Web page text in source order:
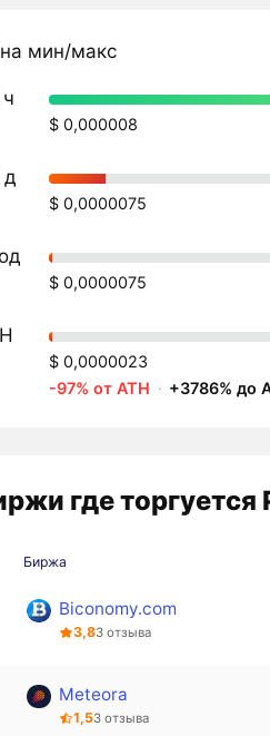
мин/макс
$ 0,000008
д
$ 0,0000075
$ 0,0000075
$ 0,0000023
-97% от ATH · +3786% до
где торгуется
Биржа
Biconomy.com
3,83 отзыва
Meteora
1,53 отзыва